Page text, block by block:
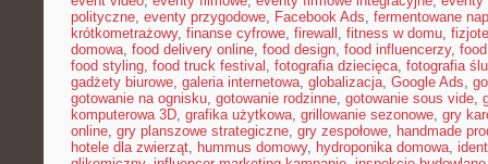
polityczne, eventy przygodowe, Facebook Ads, fermentowane
krótkometrażowy, finanse cyfrowe, firewall , fitness w domu,
domowa, food delivery online, food design, food influencerzy,
food styling, food truck festival , fotografia dziecięca, fotografia
gadżety biurowe, galeria internetowa, globalizacja, Google Ads,
gotowanie na ognisku, gotowanie rodzinne, gotowanie sous vide,
komputerowa 3D, grafika użytkowa, grillowanie sezonowe, gry
online, gry planszowe strategiczne, gry zespołowe, handmade
hotele dla zwierząt, hummus domowy, hydroponika domowa,